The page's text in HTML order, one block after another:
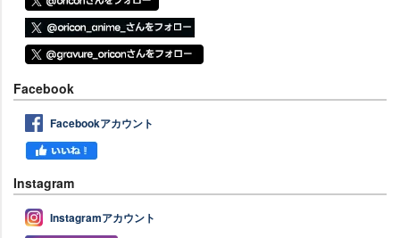
Facebook
Facebookアカウント
Instagram
Instagramアカウント